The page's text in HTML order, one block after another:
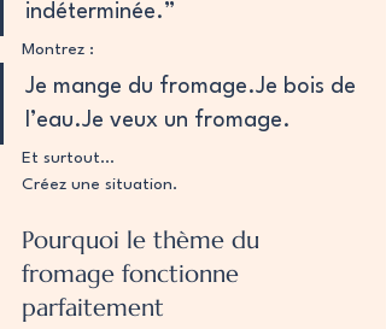
indéterminée.”
Montrez :
Je mange du fromage.Je bois de
l’eau.Je veux un fromage.
Et surtout…
Créez une situation.
Pourquoi le thème du
fromage fonctionne
parfaitement